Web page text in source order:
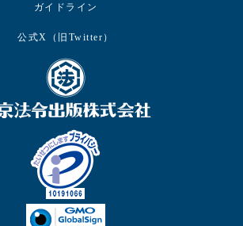
ガイドライン
公式X（旧Twitter）